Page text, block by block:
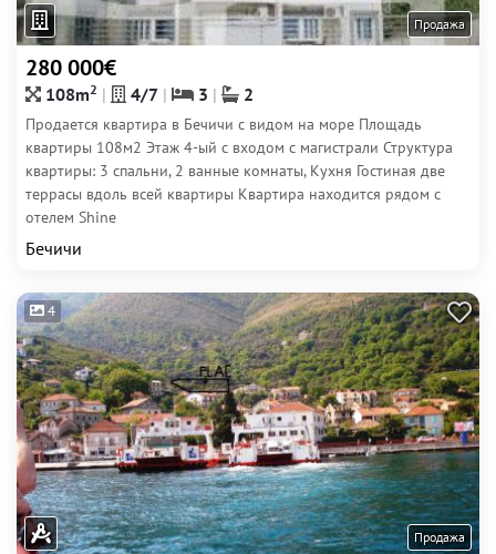
Продажа
280 000€
108m2 4/7 3 2
Продается квартира в Бечичи с видом на море Площадь
квартиры 108м2 Этаж 4-ый с входом с магистрали Структура
квартиры: 3 спальни, 2 ванные комнаты, Кухня Гостиная две
террасы вдоль всей квартиры Квартира находится рядом с
отелем Shine
Бечичи
4
Продажа